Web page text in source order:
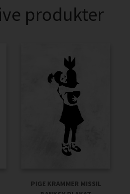
produkter
PIGE KRAMMER MISSIL